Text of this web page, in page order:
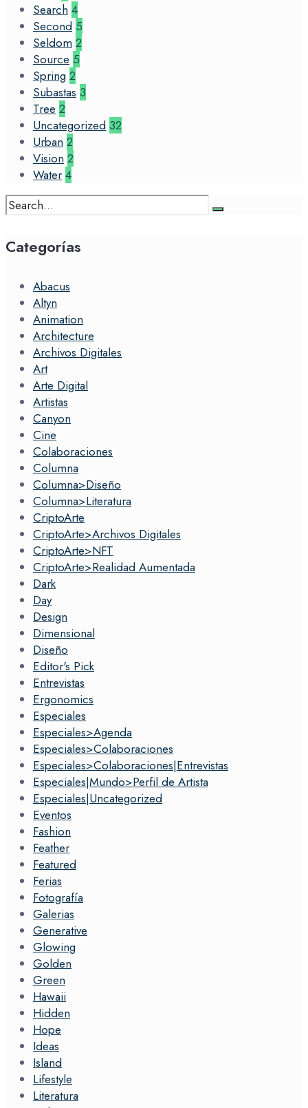
Search 4
Second 5
Seldom 2
Source 5
Spring 2
Subastas 3
Tree 2
Uncategorized 32
Urban 2
Vision 2
Water 4
Search
for:
Categorías
Abacus
Altyn
Animation
Architecture
Archivos Digitales
Art
Arte Digital
Artistas
Canyon
Cine
Colaboraciones
Columna
Columna>Diseño
Columna>Literatura
CriptoArte
CriptoArte>Archivos Digitales
CriptoArte>NFT
CriptoArte>Realidad Aumentada
Dark
Day
Design
Dimensional
Diseño
Editor's Pick
Entrevistas
Ergonomics
Especiales
Especiales>Agenda
Especiales>Colaboraciones
Especiales>Colaboraciones|Entrevistas
Especiales|Mundo>Perfil de Artista
Especiales|Uncategorized
Eventos
Fashion
Feather
Featured
Ferias
Fotografía
Galerias
Generative
Glowing
Golden
Green
Hawaii
Hidden
Hope
Ideas
Island
Lifestyle
Literatura